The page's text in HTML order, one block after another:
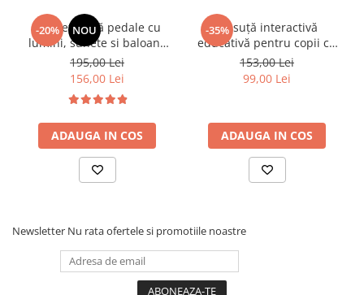
• Susține explorarea senzorială
• Face parte din categoria de jucarii educative
pentru exterior
🎯 Ideal pentru:
• Copii începători în înot
• Joacă în piscină sau la mare
• Activități de vară
-20% NOU
Bicicletă fără pedale cu
lumini, sunete si baloane
de sapun - roz
195,00 Lei
156,00 Lei
ADAUGA IN COS
-35%Măsuță interactivă
educativă pentru copii cu
sunete și activități
multifuncționale
153,00 Lei
99,00 Lei
ADAUGA IN COS
Newsletter Nu rata ofertele si promotiile noastre